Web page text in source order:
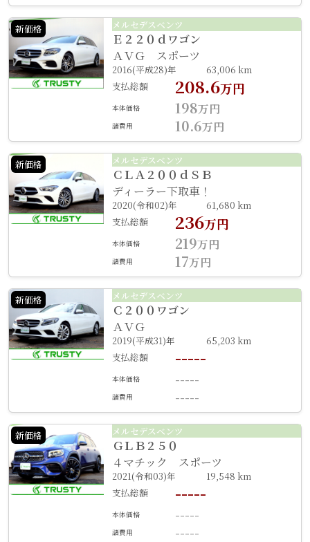
新価格 メルセデスベンツ
Ｅ２２０ｄワゴン
ＡＶＧ スポーツ
2016(平成28)年
63,006 km
支払総額
208.6万円
本体価格 198万円
諸費用 10.6万円
新価格 メルセデスベンツ
ＣＬＡ２００ｄＳＢ
ディーラー下取車！
2020(令和02)年
61,680 km
支払総額
236万円
本体価格 219万円
諸費用 17万円
新価格 メルセデスベンツ
Ｃ２００ワゴン
ＡＶＧ
2019(平成31)年
65,203 km
支払総額
-----
本体価格 -----
諸費用 -----
新価格 メルセデスベンツ
ＧＬＢ２５０
４マチック スポーツ
2021(令和03)年
19,548 km
支払総額
-----
本体価格 -----
諸費用 -----